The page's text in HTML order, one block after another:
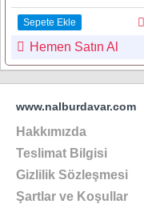
Sepete Ekle
Hemen Satın Al
www.nalburdavar.com
Hakkımızda
Teslimat Bilgisi
Gizlilik Sözleşmesi
Şartlar ve Koşullar